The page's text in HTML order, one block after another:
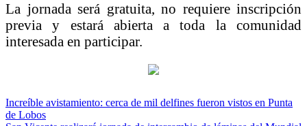
La jornada será gratuita, no requiere inscripción
previa y estará abierta a toda la comunidad
interesada en participar.
Navegación
Increíble avistamiento: cerca de mil delfines fueron vistos en Punta
de Lobos